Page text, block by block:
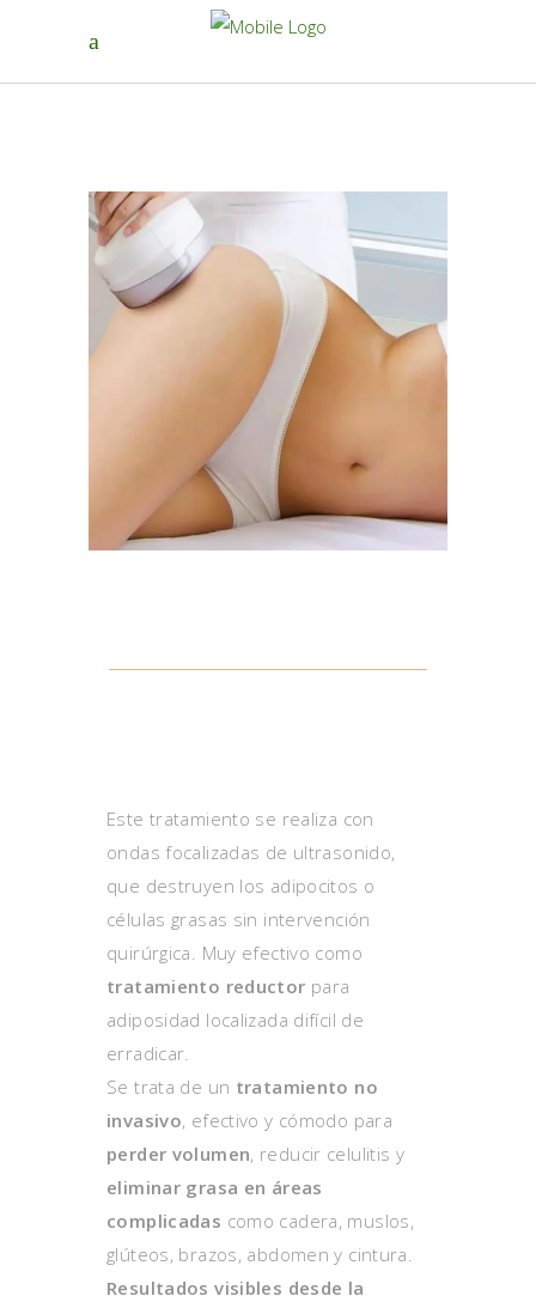
Este tratamiento se realiza con
ondas focalizadas de ultrasonido,
que destruyen los adipocitos o
células grasas sin intervención
quirúrgica. Muy efectivo como
tratamiento reductor para
adiposidad localizada difícil de
erradicar.
Se trata de un tratamiento no
invasivo, efectivo y cómodo para
perder volumen, reducir celulitis y
eliminar grasa en áreas
complicadas como cadera, muslos,
glúteos, brazos, abdomen y cintura.
Resultados visibles desde la